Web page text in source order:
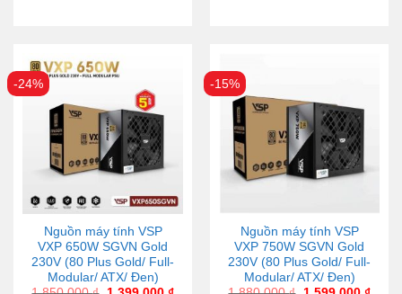
-24%
Nguồn máy tính VSP
VXP 650W SGVN Gold
230V (80 Plus Gold/ Full-
Modular/ ATX/ Đen)
-15%
Nguồn máy tính VSP
VXP 750W SGVN Gold
230V (80 Plus Gold/ Full-
Modular/ ATX/ Đen)